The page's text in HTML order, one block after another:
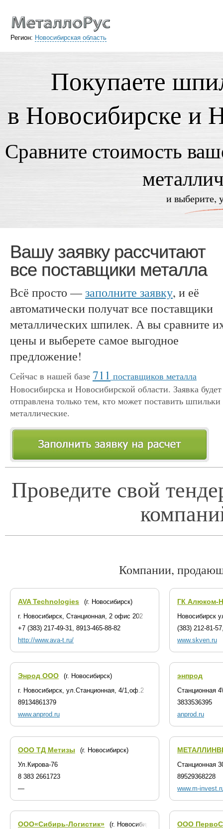
Регион: Новосибирская область
Покупаете
в Новосибирске и
Сравните стоимость
и выберите,
Вашу заявку рассчитают
все поставщики металла
Всё просто —заполните заявку, и её
автоматически получат все поставщики
металлических шпилек. А вы сравните
цены и выберете самое выгодное
предложение!
Сейчас в нашей базе 711 поставщиков металла
Новосибирска и Новосибирской области. Заявка будет
отправлена только тем, кто может поставить шпильки
металлические.
Проведите свой
Компании,
AVA Technologies
(г. Новосибирск)
г. Новосибирск, Станционная, 2 офис 202
+7 (383) 217-49-31, 8913-465-88-82
http://www.ava-t.ru/
ГК Алюком-
Новосибирск
(383) 212-81-
www.skven.ru
Энрод ООО
(г. Новосибирск)
г. Новосибирск, ул.Станционная, 4/1,оф.2
89134861379
www.anprod.ru
энпрод
Станционная
3833536395
anprod.ru
ООО ТД Метизы
(г. Новосибирск)
Ул.Кирова-76
8 383 2661723
—
Станционная
89529368228
www.m-
ООО«Сибирь-Логистик»
(г. Новосибирск)
ООО